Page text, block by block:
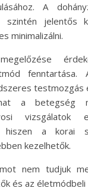
A
szintén jelentős
minimalizálni.
fenntartása.
testmozgás
a betegség
vizsgálatok
hiszen a korai
kezelhetők.
nem tudjuk
és az